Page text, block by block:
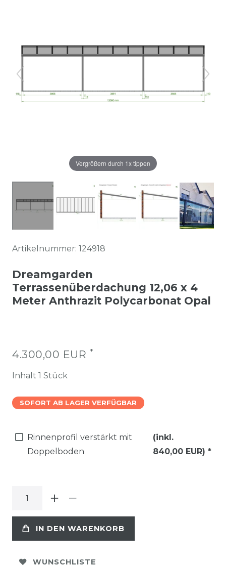
Vergrößern durch 1x tippen
Artikelnummer: 124918
Dreamgarden
Terrassenüberdachung 12,06 x 4
Meter Anthrazit Polycarbonat Opal
4.300,00 EUR *
Inhalt 1 Stück
SOFORT AB LAGER VERFÜGBAR
Rinnenprofil verstärkt mit
Doppelboden
(inkl.
840,00 EUR) *
IN DEN WARENKORB
WUNSCHLISTE